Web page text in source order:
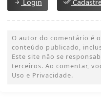
Login
O autor do comentário é
conteúdo publicado,
Este site não se
terceiros. Ao comentar,
Uso e Privacidade.